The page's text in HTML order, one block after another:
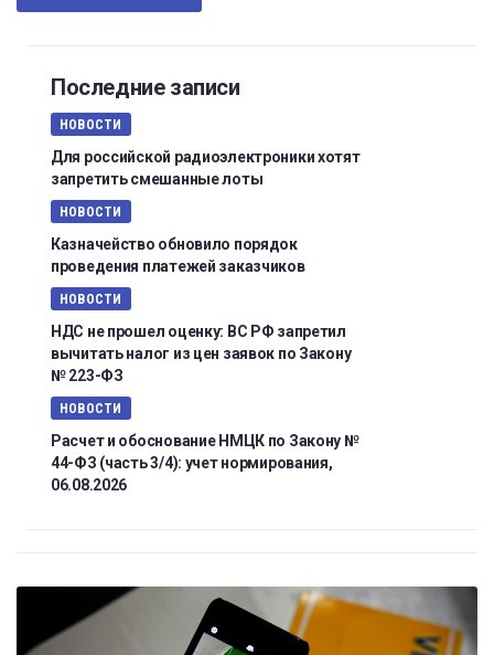
Последние записи
НОВОСТИ
Для российской радиоэлектроники хотят
запретить смешанные лоты
НОВОСТИ
Казначейство обновило порядок
проведения платежей заказчиков
НОВОСТИ
НДС не прошел оценку: ВС РФ запретил
вычитать налог из цен заявок по Закону
№ 223-ФЗ
НОВОСТИ
Расчет и обоснование НМЦК по Закону №
44-ФЗ (часть 3/4): учет нормирования,
06.08.2026